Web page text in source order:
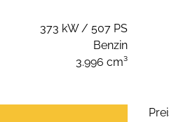
373 kW / 507 PS
Benzin
3.996 cm³